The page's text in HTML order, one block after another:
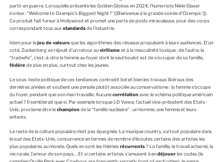
partir en guerre. Lorsqu’elle présente les Golden Globes en 2024, l’humoriste Nikki Glaser
ironise : “Welcome to Ozempic’s Biggest Night !” ([Bienvenue à la grande soirée d’Ozempic !]).
Ce produit fait fureur à Hollywood et promet une perte de poids miraculeuse, pour des corps
correspondant tous auxstandardsde l’industrie.
Idem pour lejeu de valeursque les algorithmes des réseaux propulsent à leurs audiences. D’un
coté, Zuckerberg se réjouit d’un retour auvirilismeet à la masculinité toxique ; de l’autre, la
“tradwife”, c’est-à-dire la femme au foyer dont le seul boulot est de s’occuper de sa famille,
fédèrede plus en plus, surtout chez les jeunes.
Le sous-texte politique de ces tendances contredit bel et bien les travaux libéraux des
dernières années et soutient une penséeplutôtassociée au conservatisme : la femme s’occupe
du foyer, pendant que son mari travaille. Aucunecorrélationavec le schéma politique américain
actuel ? Il semblerait que si. Par exemple lorsque J.D Vance, l’actuel vice-président des Etats-
Unis, proclame être lechampionde la “famille nucléaire” : un homme, une femme et leurs
enfants.
Le reste de la culture populaire n’est pas épargnée. La musique country, surtout populaire dans
le sud des Etats-Unis, concurrence en termes de nombre d’écoutes certains des artistes les
plus populaires au monde. Quels en sont les thèmesrécurrents? La famille, le travail acharné, la
vie rurale, l’amour de son pays… Et si certains artistes s’amusent à endéjouerles codes (le